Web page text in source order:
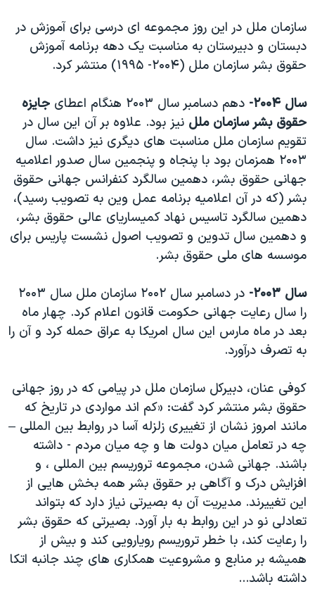
سازمان ملل در این روز مجموعه ای درسی برای آموزش در
دبستان و دبیرستان به مناسبت یک دهه برنامه آموزش
حقوق بشر سازمان ملل (۲۰۰۴- ۱۹۹۵) منتشر کرد.
سال ۲۰۰۴-
دهم دسامبر سال ۲۰۰۳ هنگام اعطای
جایزه
حقوق بشر سازمان ملل نیز بود. علاوه بر آن این سال در
تقویم سازمان ملل مناسبت های دیگری نیز داشت. سال
۲۰۰۳ همزمان بود با پنجاه و پنجمین سال صدور اعلامیه
جهانی حقوق بشر، دهمین سالگرد کنفرانس جهانی حقوق
بشر (که در آن اعلامیه برنامه عمل وین به تصویب رسید)،
دهمین سالگرد تاسیس نهاد کمیساریای عالی حقوق بشر،
و دهمین سال تدوین و تصویب اصول نشست پاریس برای
موسسه های ملی حقوق بشر.
سال ۲۰۰۳-
در دسامبر سال ۲۰۰۲ سازمان ملل سال ۲۰۰۳
را سال رعایت جهانی حکومت قانون اعلام کرد. چهار ماه
بعد در ماه مارس این سال امریکا به عراق حمله کرد و آن را
به تصرف درآورد.
کوفی عنان، دبیرکل سازمان ملل در پیامی که در روز جهانی
حقوق بشر منتشر کرد گفت: «کم اند مواردی در تاریخ که
مانند امروز نشان از تغییری زلزله آسا در روابط بین المللی –
چه در تعامل میان دولت ها و چه میان مردم - داشته
باشند. جهانی شدن، مجموعه تروریسم بین المللی ، و
افزایش درک و آگاهی بر حقوق بشر همه بخش هایی از
این تغییرند. مدیریت آن به بصیرتی نیاز دارد که بتواند
تعادلی نو در این روابط به بار آورد. بصیرتی که حقوق بشر
را رعایت کند، با خطر تروریسم رویارویی کند و بیش از
همیشه بر منابع و مشروعیت همکاری های چند جانبه اتکا
داشته باشد...